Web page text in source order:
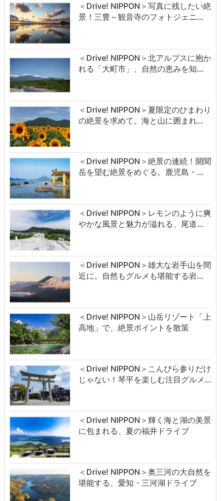
＜Drive! NIPPON＞写真に残したい絶
景！三豊～観音寺のフォトジェニ…
＜Drive! NIPPON＞北アルプスに抱か
れる「大町市」、自然の恵みを知…
＜Drive! NIPPON＞夏限定のひまわり
の絶景を求めて。海と山に囲まれ…
＜Drive! NIPPON＞絶景の連続！開聞
岳を望む絶景をめぐる。鹿児島・…
＜Drive! NIPPON＞レモンのように爽
やかな風景と魅力が溢れる、尾道…
＜Drive! NIPPON＞雄大な岩手山を間
近に。自然もグルメも堪能する岩…
＜Drive! NIPPON＞山岳リゾート「上
高地」で、絶景ポイントを散策
＜Drive! NIPPON＞こんぴら参りだけ
じゃない！琴平を楽しむ注目グルメ…
＜Drive! NIPPON＞輝く海と湖の美景
に包まれる、夏の福井ドライブ
＜Drive! NIPPON＞奥三河の大自然を
堪能する、愛知・三河湖ドライブ